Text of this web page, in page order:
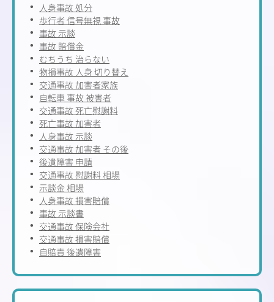
人身事故 処分
歩行者 信号無視 事故
事故 示談
事故 賠償金
むちうち 治らない
物損事故 人身 切り替え
交通事故 加害者家族
自転車 事故 被害者
交通事故 死亡慰謝料
死亡事故 加害者
人身事故 示談
交通事故 加害者 その後
後遺障害 申請
交通事故 慰謝料 相場
示談金 相場
人身事故 損害賠償
事故 示談書
交通事故 保険会社
交通事故 損害賠償
自賠責 後遺障害